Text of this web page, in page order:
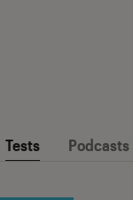
Tests Podcasts